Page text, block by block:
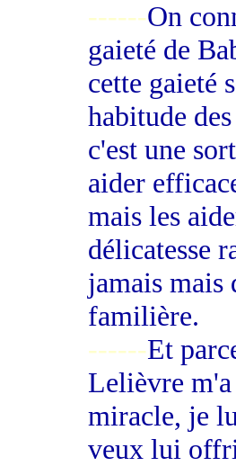
------On
gaieté de
cette gaieté
habitude
c'est une
aider
mais les
délicatesse
jamais mais
familière.
------Et
Lelièvre m'a
miracle, je
veux lui